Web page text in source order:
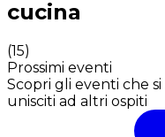
cucina
(15)
Prossimi eventi
Scopri gli eventi che
unisciti ad altri ospiti